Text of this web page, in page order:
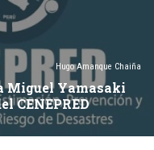
Hugo Amanque Chaiña
Miguel Yamasaki
CENEPRED